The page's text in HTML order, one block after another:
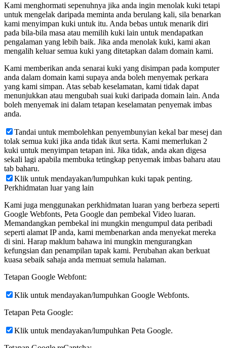
Kami menghormati sepenuhnya jika anda ingin menolak kuki tetapi
untuk mengelak daripada meminta anda berulang kali, sila benarkan
kami menyimpan kuki untuk itu. Anda bebas untuk menarik diri
pada bila-bila masa atau memilih kuki lain untuk mendapatkan
pengalaman yang lebih baik. Jika anda menolak kuki, kami akan
mengalih keluar semua kuki yang ditetapkan dalam domain kami.
Kami memberikan anda senarai kuki yang disimpan pada komputer
anda dalam domain kami supaya anda boleh menyemak perkara
yang kami simpan. Atas sebab keselamatan, kami tidak dapat
menunjukkan atau mengubah suai kuki daripada domain lain. Anda
boleh menyemak ini dalam tetapan keselamatan penyemak imbas
anda.
Tandai untuk membolehkan penyembunyian kekal bar mesej dan
tolak semua kuki jika anda tidak ikut serta. Kami memerlukan 2
kuki untuk menyimpan tetapan ini. Jika tidak, anda akan digesa
sekali lagi apabila membuka tetingkap penyemak imbas baharu atau
tab baharu.
Klik untuk mendayakan/lumpuhkan kuki tapak penting.
Perkhidmatan luar yang lain
Kami juga menggunakan perkhidmatan luaran yang berbeza seperti
Google Webfonts, Peta Google dan pembekal Video luaran.
Memandangkan pembekal ini mungkin mengumpul data peribadi
seperti alamat IP anda, kami membenarkan anda menyekat mereka
di sini. Harap maklum bahawa ini mungkin mengurangkan
kefungsian dan penampilan tapak kami. Perubahan akan berkuat
kuasa sebaik sahaja anda memuat semula halaman.
Tetapan Google Webfont:
Klik untuk mendayakan/lumpuhkan Google Webfonts.
Tetapan Peta Google:
Klik untuk mendayakan/lumpuhkan Peta Google.